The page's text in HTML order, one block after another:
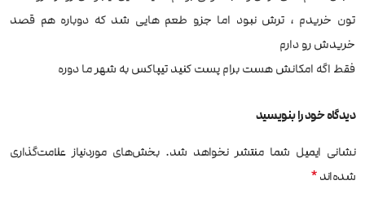
تون خریدم ، ترش نبود اما جزو طعم هایی شد که دوباره هم قصد
خریدش رو دارم
فقط اگه امکانش هست برام پست کنید تیپاکس به شهر ما دوره
دیدگاه خود را بنویسید
نشانی ایمیل شما منتشر نخواهد شد. بخش‌های موردنیاز علامت‌گذاری
شده‌اند*